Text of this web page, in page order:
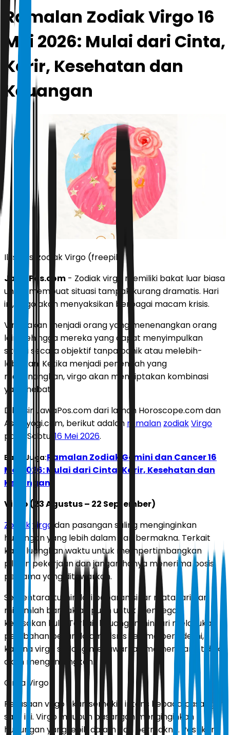
Ramalan Zodiak Virgo 16
Mei 2026: Mulai dari Cinta,
Karir, Kesehatan dan
Keuangan
Ilustrasi zodiak Virgo (freepik)
JawaPos.com - Zodiak virgo memiliki bakat luar biasa
untuk membuat situasi tampak kurang dramatis. Hari
ini, virgo akan menyaksikan berbagai macam krisis.
Virgo akan menjadi orang yang menenangkan orang
lain, sehingga mereka yang dapat menyimpulkan
situasi secara objektif tanpa panik atau melebih-
lebihkan. Ketika menjadi penengah yang
menenangkan, virgo akan menciptakan kombinasi
yang hebat.
Dilansir JawaPos.com dari laman Horoscope.com dan
Astroyogi.com, berikut adalah ramalan zodiakVirgo
pada Sabtu, 16 Mei 2026.
Baca Juga:Ramalan Zodiak Gemini dan Cancer 16
Mei 2026: Mulai dari Cinta, Karir, Kesehatan dan
Keuangan
Virgo (23 Agustus – 22 September)
Zodiak virgo dan pasangan saling menginginkan
hubungan yang lebih dalam dan bermakna. Terkait
karir, luangkan waktu untuk mempertimbangkan
pilihan pekerjaan dan jangan hanya menerima posisi
pertama yang ditawarkan.
Sementara itu, hindari paparan sinar matahari dan
minumlah banyak air putih untuk mencegah
kerusakan kulit. Terkait keuangan, hindari melakukan
perubahan besar dalam bisnis selama periode ini,
karena virgo sedang menawarkan momen yang tidak
akan menguntungkan.
Cinta Virgo
Perasaan virgo akan semakin intens kepada pasangan
saat ini. Virgo maupun pasangan menginginkan
hubungan yang lebih dalam dan bermakna. Pastikan